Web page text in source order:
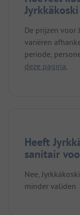
De prijzen voor
variëren
periode,
deze pagina.
Heeft
sanitair
Nee,
minder validen.